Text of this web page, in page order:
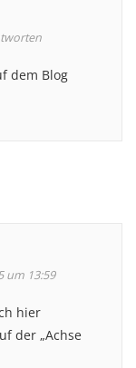
dem Blog
um 13:59
hier
der „Achse